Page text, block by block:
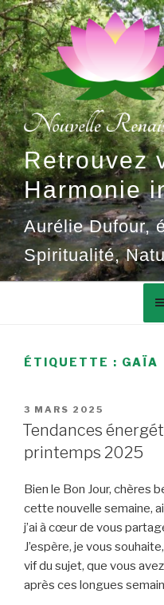
Aller
au
contenu
principal
Retrouvez
Harmonie
Aurélie Dufour,
Spiritualité,
ÉTIQUETTE : GAÏA
PUBLIÉ
LE
3 MARS 2025
Tendances
printemps 2025
Bien le Bon Jour, chères
cette nouvelle semaine,
j’ai à cœur de vous
J’espère, je vous
vif du sujet, que vous
après ces longues